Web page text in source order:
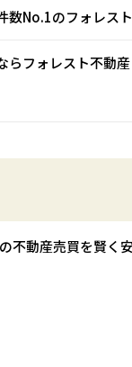
No.1のフォレスト
らフォレスト不動産
不動産売買を賢く